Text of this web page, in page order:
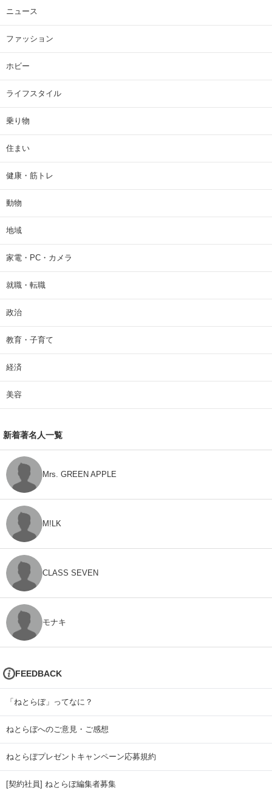
ニュース
ファッション
ホビー
ライフスタイル
乗り物
住まい
健康・筋トレ
動物
地域
家電・PC・カメラ
就職・転職
政治
教育・子育て
経済
美容
新着著名人一覧
Mrs. GREEN APPLE
M!LK
CLASS SEVEN
モナキ
FEEDBACK
「ねとらぼ」ってなに？
ねとらぼへのご意見・ご感想
ねとらぼプレゼントキャンペーン応募規約
[契約社員] ねとらぼ編集者募集